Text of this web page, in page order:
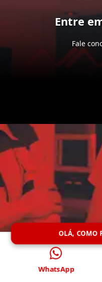
Entre
Fale
OLÁ, COMO
WhatsApp